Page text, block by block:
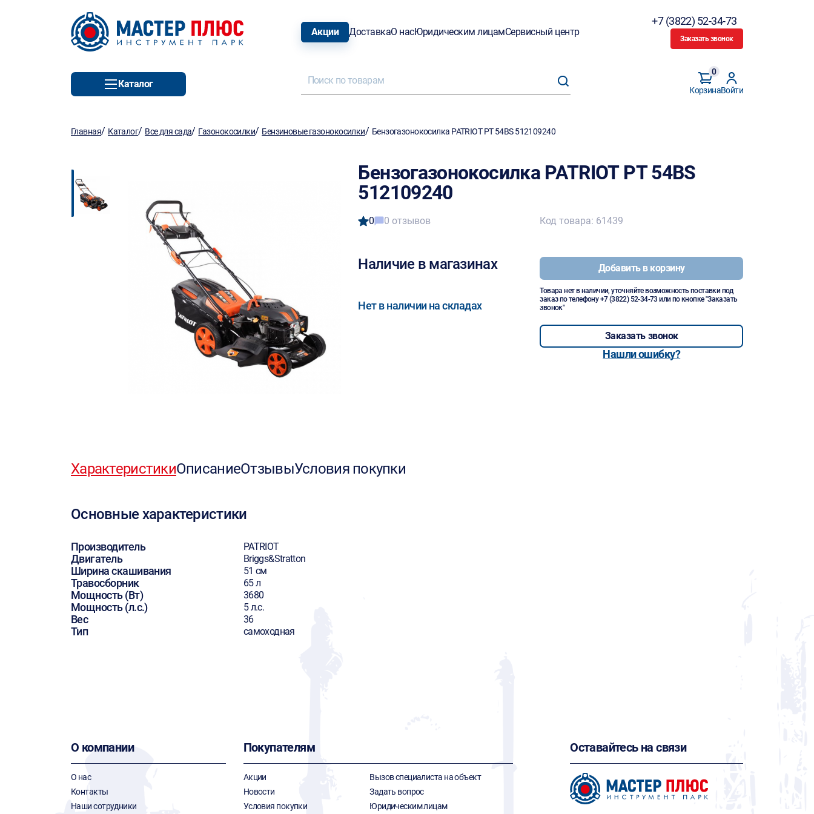
Акции ДоставкаО насЮридическим лицамСервисный центр
+7 (3822) 52-34-73
Заказать звонок
Каталог
Корзина
0
Войти
Главная/ Каталог/ Все для сада/ Газонокосилки/ Бензиновые газонокосилки/ Бензогазонокосилка PATRIOT PT 54BS 512109240
Бензогазонокосилка PATRIOT PT 54BS
512109240
0 0 отзывов
Наличие в магазинах
Нет в наличии на складах
Код товара: 61439
Добавить в корзину
Товара нет в наличии, уточняйте возможность поставки под
заказ по телефону+7 (3822) 52-34-73 или по кнопке "Заказать
звонок"
Заказать звонок
Нашли ошибку?
ХарактеристикиОписаниеОтзывыУсловия покупки
Основные характеристики
Производитель PATRIOT
Двигатель Briggs&Stratton
Ширина скашивания 51 см
Травосборник 65 л
Мощность (Вт) 3680
Мощность (л.с.) 5 л.с.
Вес 36
Тип самоходная
О компании
О нас
Контакты
Наши сотрудники
Покупателям
Акции
Новости
Условия покупки
Вызов специалиста на объект
Задать вопрос
Юридическим лицам
Оставайтесь на связи